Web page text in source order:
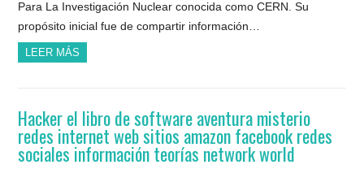
Para La Investigación Nuclear conocida como CERN. Su
propósito inicial fue de compartir información…
LEER MÁS
Hacker el libro de software aventura misterio
redes internet web sitios amazon facebook redes
sociales información teorías network world